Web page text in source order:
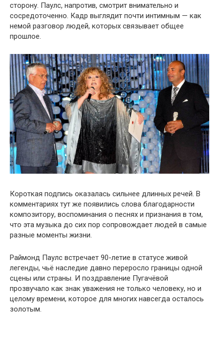
сторону. Паулс, напротив, смотрит внимательно и
сосредоточенно. Кадр выглядит почти интимным — как
немой разговор людей, которых связывает общее
прошлое.
Короткая подпись оказалась сильнее длинных речей. В
комментариях тут же появились слова благодарности
композитору, воспоминания о песнях и признания в том,
что эта музыка до сих пор сопровождает людей в самые
разные моменты жизни.
Раймонд Паулс встречает 90-летие в статусе живой
легенды, чьё наследие давно переросло границы одной
сцены или страны. И поздравление Пугачёвой
прозвучало как знак уважения не только человеку, но и
целому времени, которое для многих навсегда осталось
золотым.